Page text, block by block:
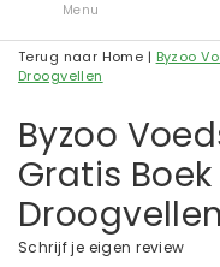
Menu
Terug naar Home | Byzoo
Droogvellen
Byzoo
Gratis Boek
Droogvellen
Schrijf je eigen review